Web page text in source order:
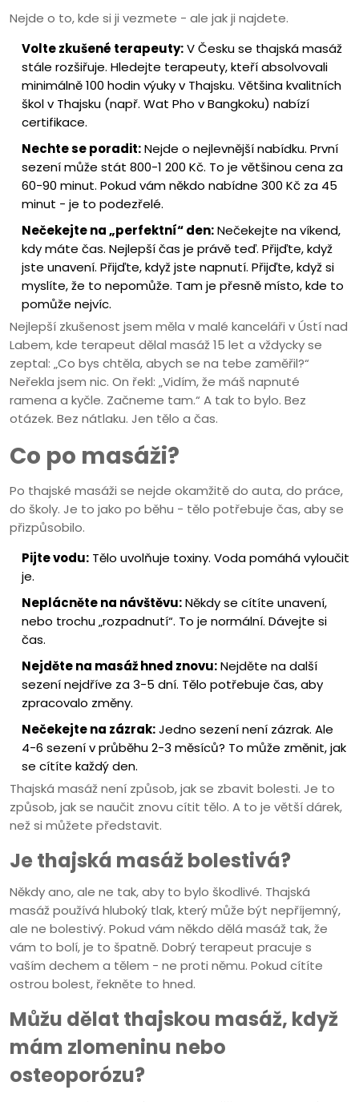
Nejde o to, kde si ji vezmete - ale jak ji najdete.
Volte zkušené terapeuty:V Česku se thajská masáž
stále rozšiřuje. Hledejte terapeuty, kteří absolvovali
minimálně 100 hodin výuky v Thajsku. Většina kvalitních
škol v Thajsku (např. Wat Pho v Bangkoku) nabízí
certifikace.
Nechte se poradit:Nejde o nejlevnější nabídku. První
sezení může stát 800-1 200 Kč. To je většinou cena za
60-90 minut. Pokud vám někdo nabídne 300 Kč za 45
minut - je to podezřelé.
Nečekejte na „perfektní“ den:Nečekejte na víkend,
kdy máte čas. Nejlepší čas je právě teď. Přijďte, když
jste unavení. Přijďte, když jste napnutí. Přijďte, když si
myslíte, že to nepomůže. Tam je přesně místo, kde to
pomůže nejvíc.
Nejlepší zkušenost jsem měla v malé kanceláři v Ústí nad
Labem, kde terapeut dělal masáž 15 let a vždycky se
zeptal: „Co bys chtěla, abych se na tebe zaměřil?“
Neřekla jsem nic. On řekl: „Vidím, že máš napnuté
ramena a kyčle. Začneme tam.“ A tak to bylo. Bez
otázek. Bez nátlaku. Jen tělo a čas.
Co po masáži?
Po thajské masáži se nejde okamžitě do auta, do práce,
do školy. Je to jako po běhu - tělo potřebuje čas, aby se
přizpůsobilo.
Pijte vodu: Tělo uvolňuje toxiny. Voda pomáhá vyloučit
je.
Neplácněte na návštěvu:Někdy se cítíte unavení,
nebo trochu „rozpadnutí“. To je normální. Dávejte si
čas.
Nejděte na masáž hned znovu:Nejděte na další
sezení nejdříve za 3-5 dní. Tělo potřebuje čas, aby
zpracovalo změny.
Nečekejte na zázrak:Jedno sezení není zázrak. Ale
4-6 sezení v průběhu 2-3 měsíců? To může změnit, jak
se cítíte každý den.
Thajská masáž není způsob, jak se zbavit bolesti. Je to
způsob, jak se naučit znovu cítit tělo. A to je větší dárek,
než si můžete představit.
Je thajská masáž bolestivá?
Někdy ano, ale ne tak, aby to bylo škodlivé. Thajská
masáž používá hluboký tlak, který může být nepříjemný,
ale ne bolestivý. Pokud vám někdo dělá masáž tak, že
vám to bolí, je to špatně. Dobrý terapeut pracuje s
vaším dechem a tělem - ne proti němu. Pokud cítíte
ostrou bolest, řekněte to hned.
Můžu dělat thajskou masáž, když
mám zlomeninu nebo
osteoporózu?